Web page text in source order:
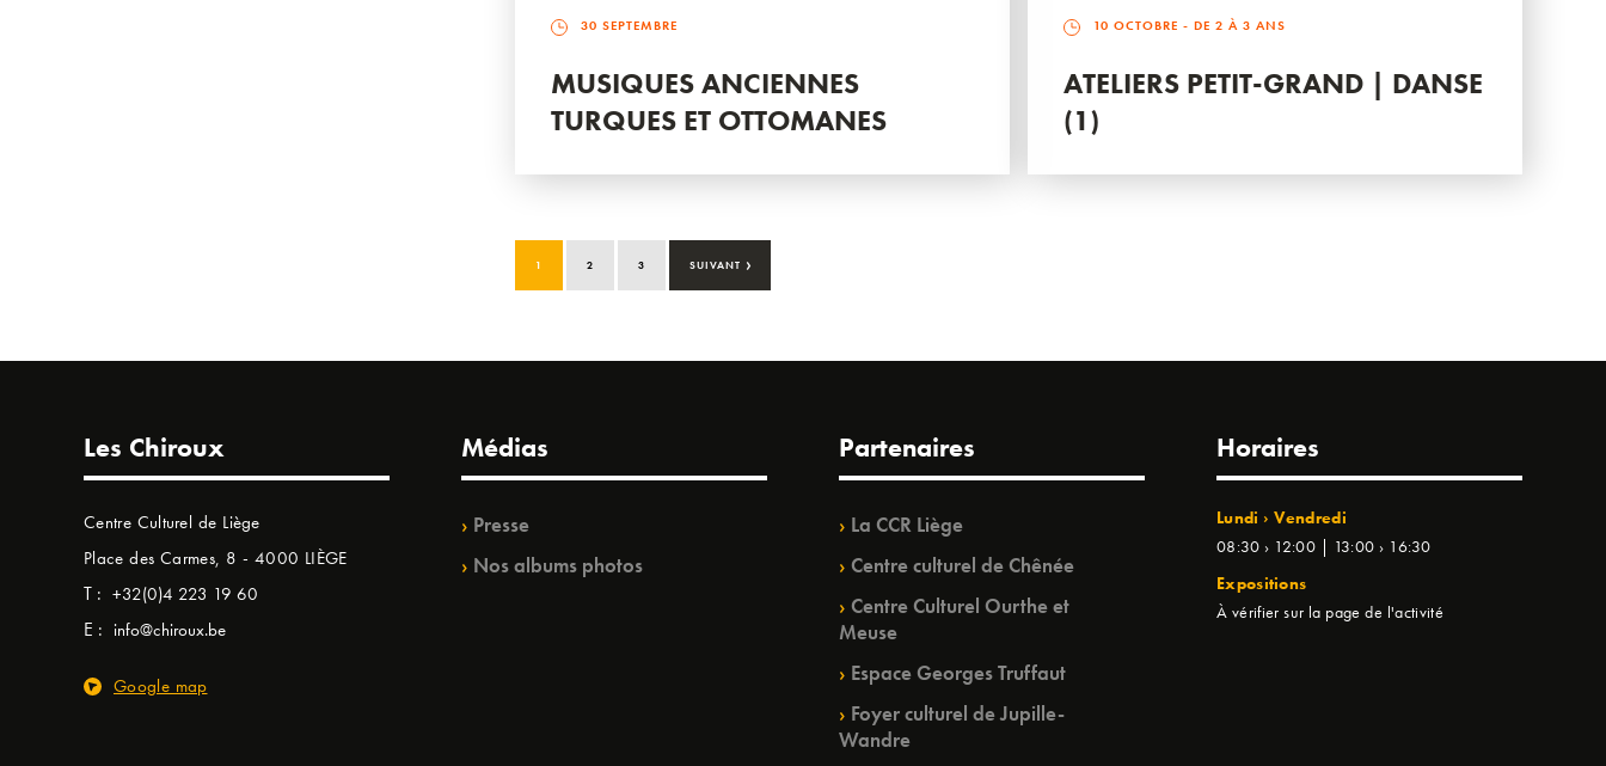
30 SEPTEMBRE
MUSIQUES ANCIENNES
TURQUES ET OTTOMANES
10 OCTOBRE - DE 2 À 3 ANS
ATELIERS PETIT-GRAND | DANSE
(1)
1 2 3 SUIVANT ›
Les Chiroux
Centre Culturel de Liège
Place des Carmes, 8 - 4000 LIÈGE
T : +32(0)4 223 19 60
E : info@chiroux.be
Google map
Médias
Presse
Nos albums photos
Partenaires
La CCR Liège
Centre culturel de Chênée
Centre Culturel Ourthe et
Meuse
Espace Georges Truffaut
Foyer culturel de Jupille-
Wandre
Horaires
Lundi › Vendredi
08:30 › 12:00 | 13:00 › 16:30
Expositions
À vérifier sur la page de l'activité